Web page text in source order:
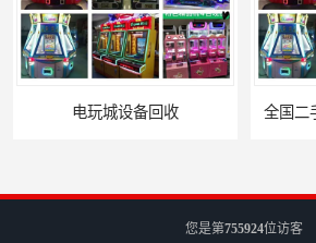
全国二手游艺机上门回收
您是第755924位访客